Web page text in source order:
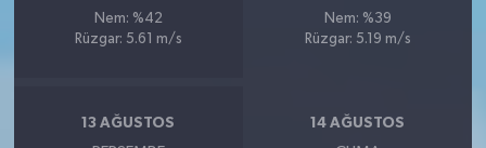
Nem: %42
Rüzgar: 5.61 m/s
Nem: %39
Rüzgar: 5.19 m/s
13 AĞUSTOS 14 AĞUSTOS